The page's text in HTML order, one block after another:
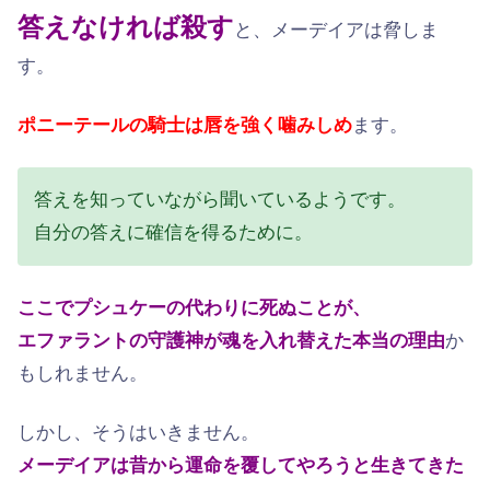
答えなければ殺す と、メーデイアは脅しま
す。
ポニーテールの騎士は唇を強く噛みしめ ます。
答えを知っていながら聞いているようです。
自分の答えに確信を得るために。
ここでプシュケーの代わりに死ぬことが、
エファラントの守護神が魂を入れ替えた本当の理由か
もしれません。
しかし、そうはいきません。
メーデイアは昔から運命を覆してやろうと生きてきた